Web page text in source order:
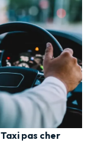
Taxi pas cher